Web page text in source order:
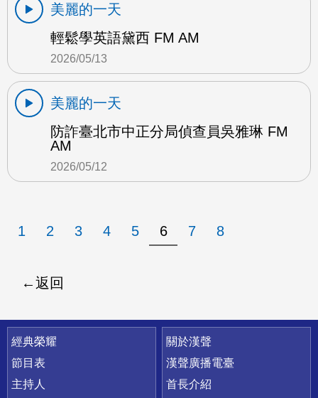
美麗的一天
輕鬆學英語黛西 FM AM
2026/05/13
美麗的一天
防詐臺北市中正分局偵查員吳雅琳 FM
AM
2026/05/12
1 2 3 4 5 6 7 8
返回
快速連結
經典榮耀
節目表
主持人
關於漢聲
漢聲廣播電臺
首長介紹